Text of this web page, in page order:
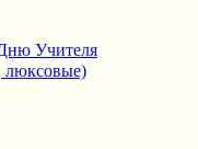
Учителя